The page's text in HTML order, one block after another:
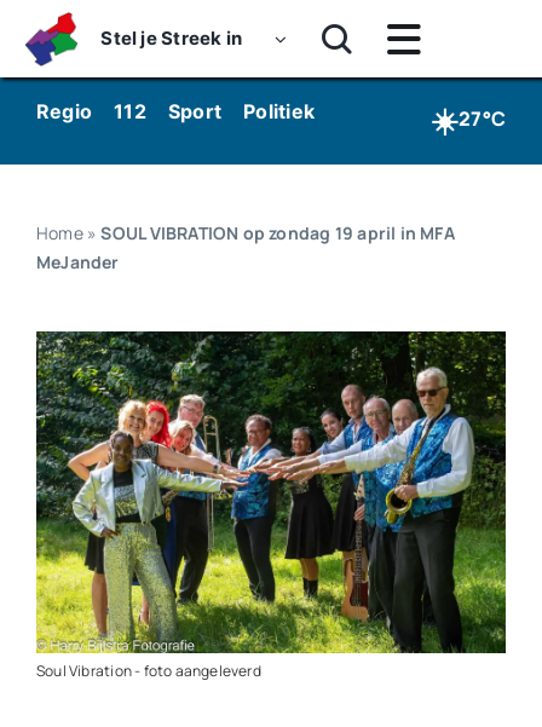
content
Stel je Streek in
Toggle
Navigatie
Home
Nieuws
Dossiers
Luister
Kijk
Over ons
Werken bij Streekomroep ‘De Werven’
Contact
Plaats je eigen nieuws
Regio 112 Sport Politiek Kunst & Cultuur
☀️27°C
Home»SOUL VIBRATION op zondag 19 april in MFA
MeJander
Soul Vibration - foto aangeleverd